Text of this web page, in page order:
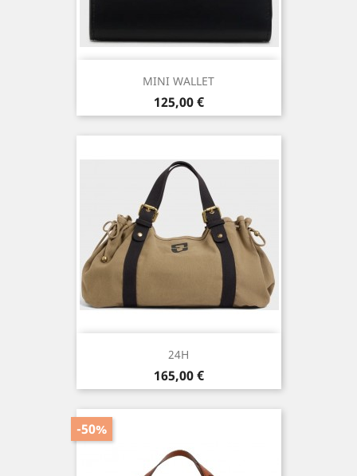
MINI WALLET
Prix
125,00 €
24H
Prix
165,00 €
-50%